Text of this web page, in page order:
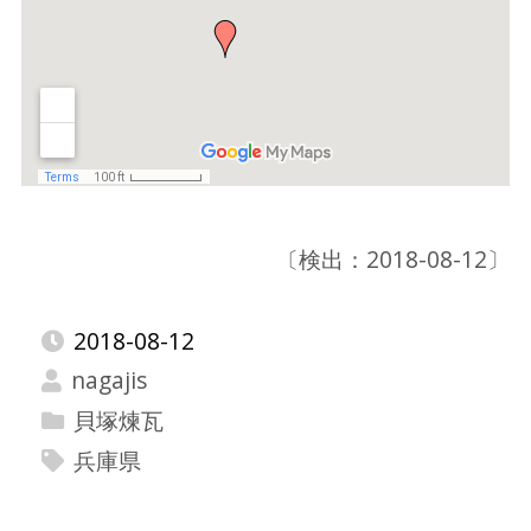
〔検出：2018-08-12〕
2018-08-12
nagajis
貝塚煉瓦
兵庫県